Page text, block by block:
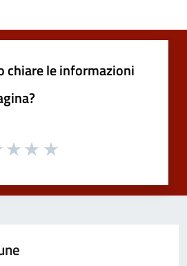
chiare le informazioni